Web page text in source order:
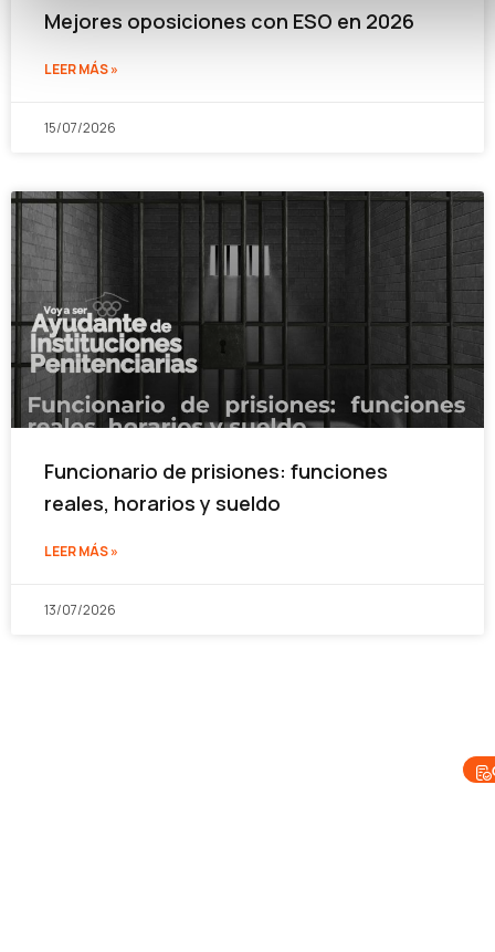
Mejores oposiciones con ESO en 2026
LEER MÁS »
15/07/2026
Funcionario de prisiones: funciones
reales, horarios y sueldo
LEER MÁS »
13/07/2026